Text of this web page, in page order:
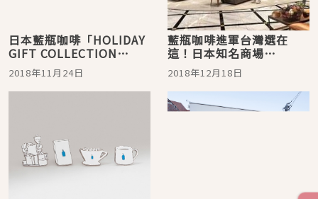
日本藍瓶咖啡「HOLIDAY
GIFT COLLECTION
2018」節日限定系列，期
間限定登場！
2018年11月24日
藍瓶咖啡進軍台灣選在
這！日本知名商場
「atre」微風南山2019年
1月開幕
2018年12月18日